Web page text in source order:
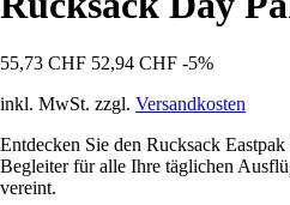
55,73 CHF 52,94 CHF -5%
inkl. MwSt. zzgl. Versandkosten
Entdecken Sie den Rucksack
Begleiter für alle Ihre täglichen
vereint.